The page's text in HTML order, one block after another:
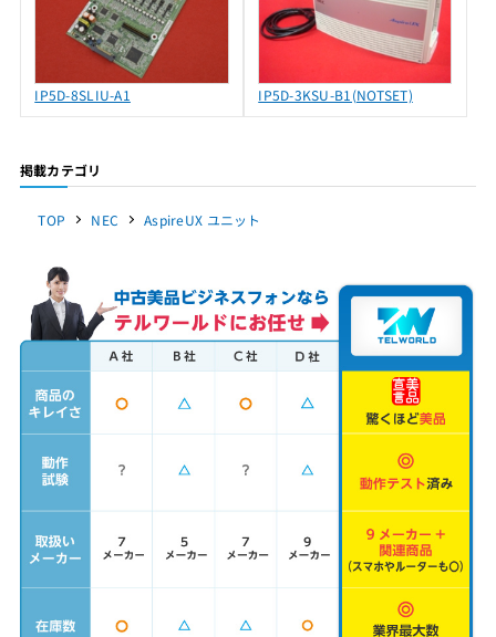
IP5D-8SLIU-A1 IP5D-3KSU-B1(NOTSET)
掲載カテゴリ
TOP NEC AspireUX ユニット